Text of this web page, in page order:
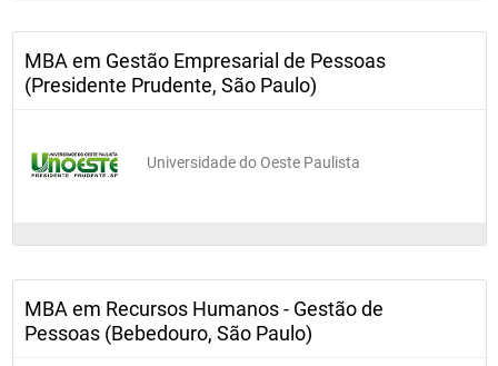
MBA em Gestão Empresarial de Pessoas
(Presidente Prudente, São Paulo)
Universidade do Oeste Paulista
MBA em Recursos Humanos - Gestão de
Pessoas (Bebedouro, São Paulo)